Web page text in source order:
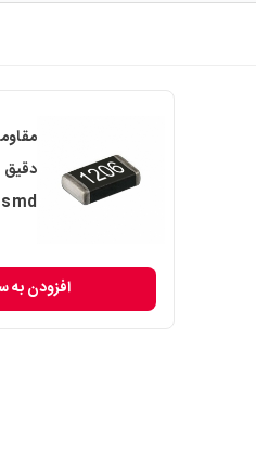
smd
افزودن به